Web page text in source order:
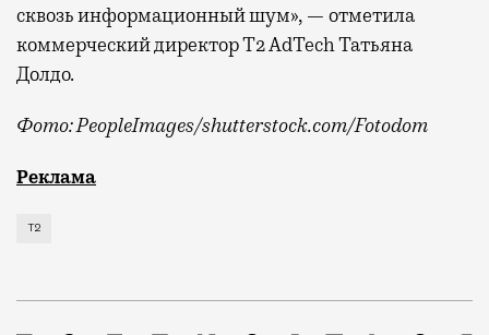
сквозь информационный шум», — отметила
коммерческий директор Т2 AdTech Татьяна
Долдо.
Фото: PeopleImages/shutterstock.com/Fotodom
Мобильный оператор Т2 изучил модели интернет-
Реклама
Т2